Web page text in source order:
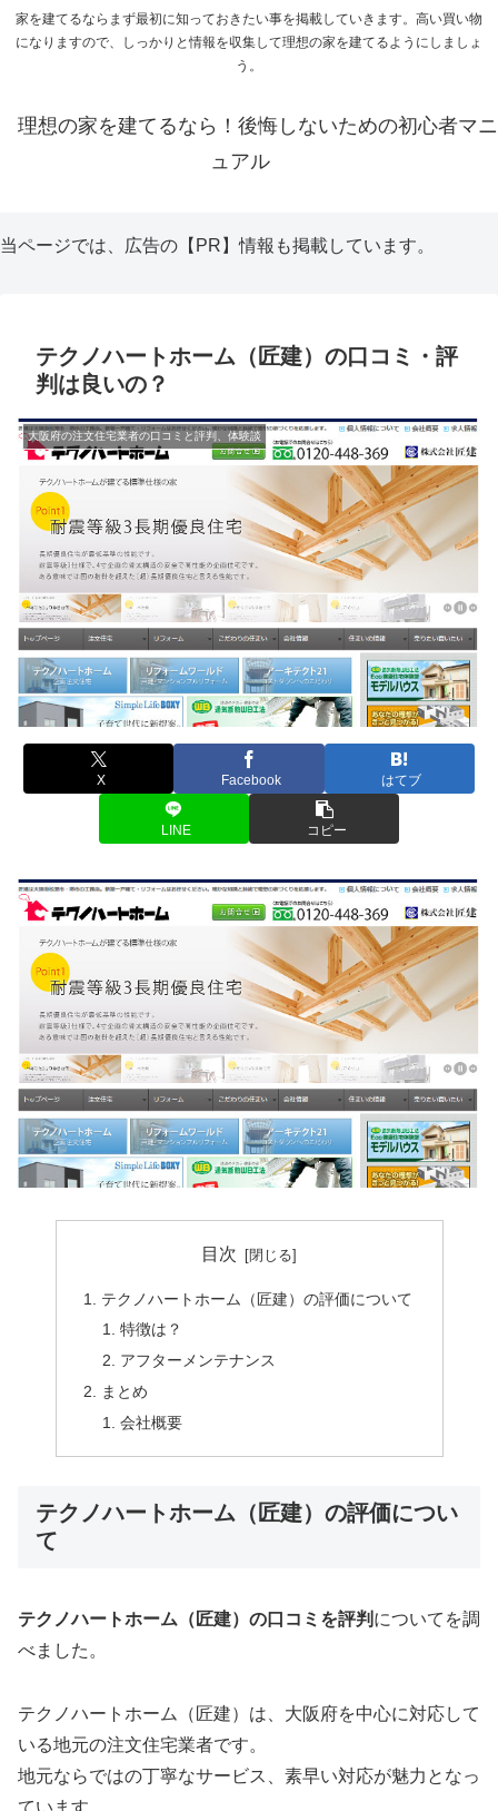
家を建てるならまず最初に知っておきたい事を掲載していきます。高い買い物
になりますので、しっかりと情報を収集して理想の家を建てるようにしましょ
う。
理想の家を建てるなら！後悔しないための初心者マニ
ュアル
当ページでは、広告の【PR】情報も掲載しています。
テクノハートホーム（匠建）の口コミ・評
判は良いの？
大阪府の注文住宅業者の口コミと評判、体験談
X Facebook はてブ
LINE コピー
目次
テクノハートホーム（匠建）の評価について
特徴は？
アフターメンテナンス
まとめ
会社概要
テクノハートホーム（匠建）の評価につい
て
テクノハートホーム（匠建）の口コミを評判 についてを調
べました。
テクノハートホーム（匠建）は、大阪府を中心に対応して
いる地元の注文住宅業者です。
地元ならではの丁寧なサービス、素早い対応が魅力となっ
ています。